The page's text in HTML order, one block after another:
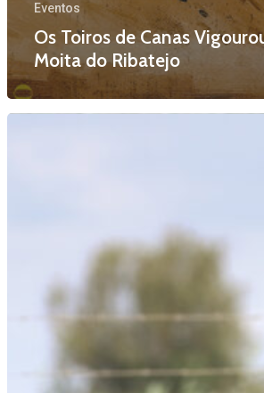
Eventos
Os Toiros de Canas
Moita do Ribatejo